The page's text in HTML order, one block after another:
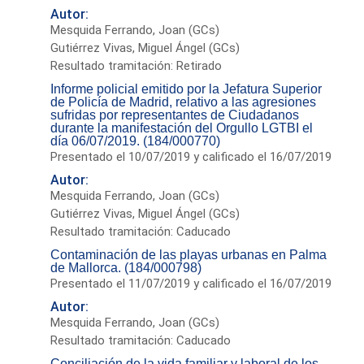
Autor:
Mesquida Ferrando, Joan (GCs)
Gutiérrez Vivas, Miguel Ángel (GCs)
Resultado tramitación: Retirado
Informe policial emitido por la Jefatura Superior
de Policía de Madrid, relativo a las agresiones
sufridas por representantes de Ciudadanos
durante la manifestación del Orgullo LGTBI el
día 06/07/2019. (184/000770)
Presentado el 10/07/2019 y calificado el 16/07/2019
Autor:
Mesquida Ferrando, Joan (GCs)
Gutiérrez Vivas, Miguel Ángel (GCs)
Resultado tramitación: Caducado
Contaminación de las playas urbanas en Palma
de Mallorca. (184/000798)
Presentado el 11/07/2019 y calificado el 16/07/2019
Autor:
Mesquida Ferrando, Joan (GCs)
Resultado tramitación: Caducado